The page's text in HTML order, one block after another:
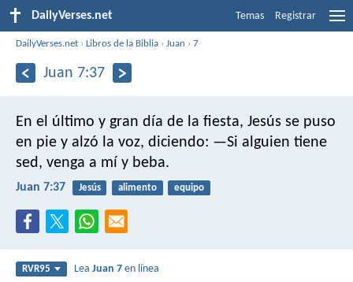
DailyVerses.net Temas Registrar
DailyVerses.net ›Libros de la Biblia ›Juan ›7
Juan 7:37
En el último y gran día de la fiesta, Jesús se puso
en pie y alzó la voz, diciendo: —Si alguien tiene
sed, venga a mí y beba.
Juan 7:37 Jesús alimento equipo
RVR95 LeaJuan 7 en línea